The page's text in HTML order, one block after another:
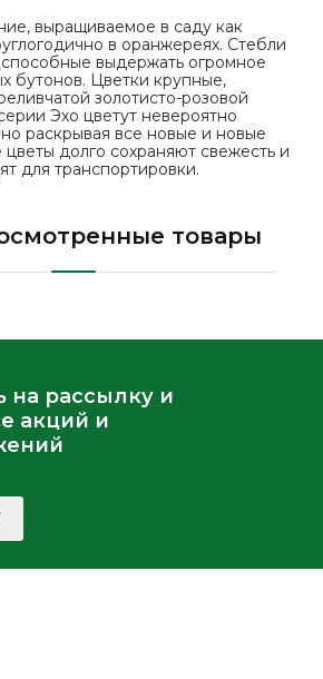
выращиваемое в саду как
в оранжереях. Стебли
выдержать огромное
бутонов. Цветки крупные,
золотисто-розовой
Эхо цветут невероятно
раскрывая все новые и новые
долго сохраняют свежесть и
для транспортировки.
товары
на рассылку и
акций и